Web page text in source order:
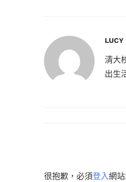
LUCY
清大
出生
很抱歉，必須登入網